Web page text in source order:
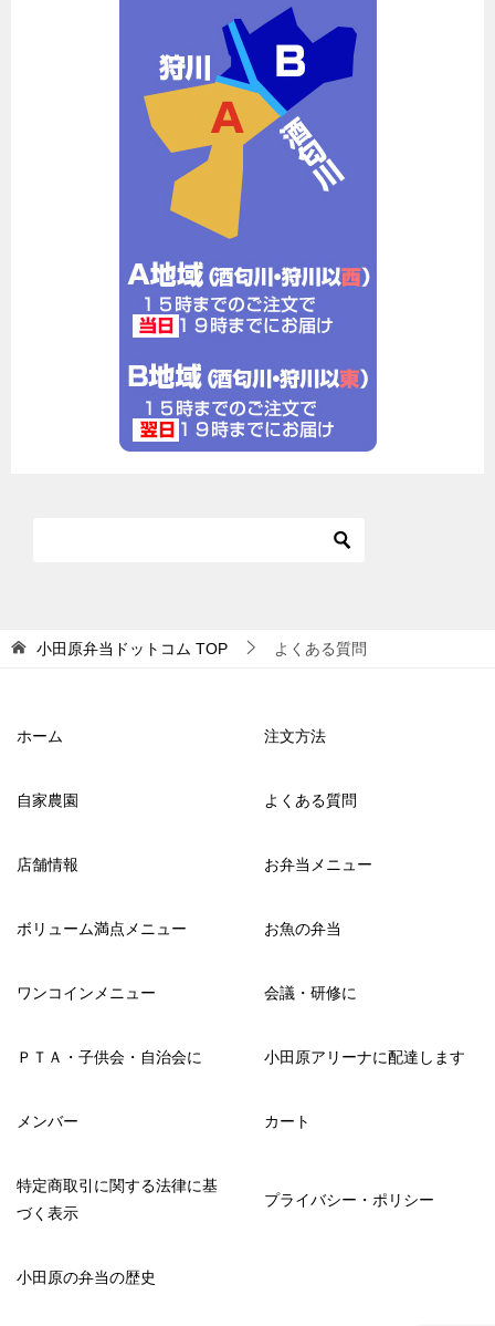
小田原弁当ドットコム TOP よくある質問
ホーム 注文方法
自家農園 よくある質問
店舗情報 お弁当メニュー
ボリューム満点メニュー お魚の弁当
ワンコインメニュー 会議・研修に
ＰＴＡ・子供会・自治会に 小田原アリーナに配達します
メンバー カート
特定商取引に関する法律に基
づく表示
プライバシー・ポリシー
小田原の弁当の歴史